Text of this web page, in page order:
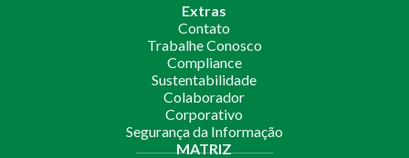
Extras
Contato
Trabalhe Conosco
Compliance
Sustentabilidade
Colaborador
Corporativo
Segurança da Informação
MATRIZ